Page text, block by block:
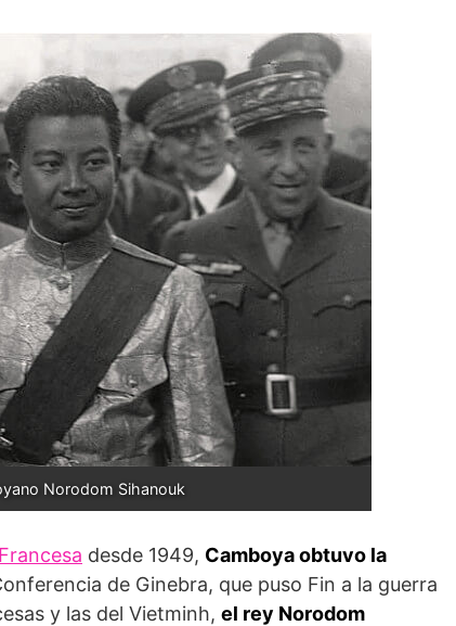
Norodom Sihanouk
desde 1949, Camboyaobtuvo la
de Ginebra, que puso Fin a la guerra
y las del Vietminh, el rey Norodom